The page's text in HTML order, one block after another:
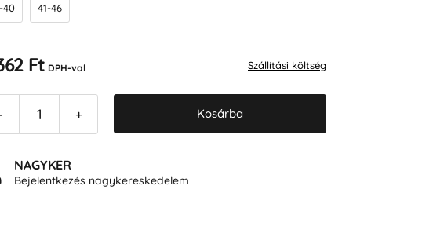
40 41-46
Ft DPH-val Szállítási költség
+ Kosárba
NAGYKER
Bejelentkezés nagykereskedelem